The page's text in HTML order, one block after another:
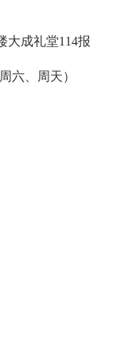
大成礼堂114报
六、周天）